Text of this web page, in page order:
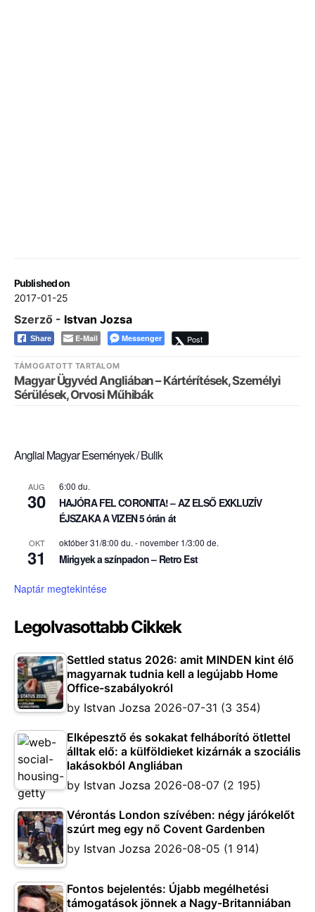
Published on
2017-01-25
Szerző - Istvan Jozsa
Share E-Mail Messenger Post
TÁMOGATOTT TARTALOM
Magyar Ügyvéd Angliában – Kártérítések, Személyi
Sérülések, Orvosi Műhibák
Angliai Magyar Események / Bulik
AUG
30
6:00 du.
HAJÓRA FEL CORONITA! – AZ ELSŐ EXKLUZÍV
ÉJSZAKA A VIZEN 5 órán át
OKT
31
október 31/8:00 du. -november 1/3:00 de.
Mirigyek a színpadon – Retro Est
Naptár megtekintése
Legolvasottabb Cikkek
Settled status 2026: amit MINDEN kint élő
magyarnak tudnia kell a legújabb Home
Office-szabályokról
by Istvan Jozsa 2026-07-31 (3 354)
Elképesztő és sokakat felháborító ötlettel
álltak elő: a külföldieket kizárnák a szociális
lakásokból Angliában
by Istvan Jozsa 2026-08-07 (2 195)
Vérontás London szívében: négy járókelőt
szúrt meg egy nő Covent Gardenben
by Istvan Jozsa 2026-08-05 (1 914)
Fontos bejelentés: Újabb megélhetési
támogatások jönnek a Nagy-Britanniában